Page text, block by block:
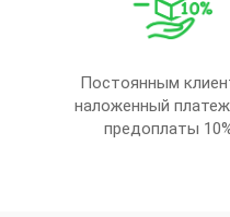
Постоянным
наложенный
предоплаты